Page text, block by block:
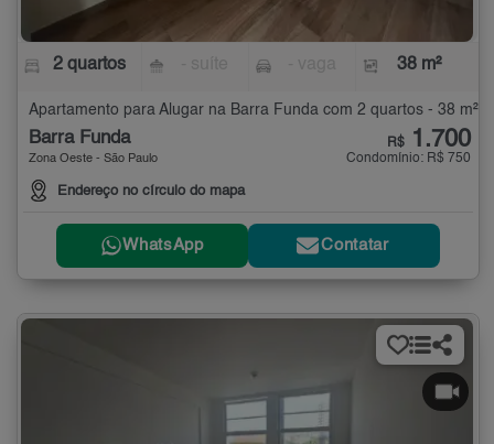
2 quartos 38 m²
Apartamento para Alugar na Barra Funda com 2 quartos - 38 m²
Barra Funda
Zona Oeste - São Paulo
Endereço no círculo do mapa
R$ 1.700
Condomínio: R$ 750
WhatsApp Contatar